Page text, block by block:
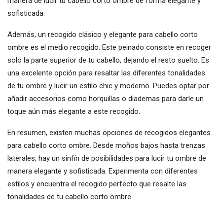
sofisticada.
Además, un recogido clásico y elegante para cabello corto
ombre es el medio recogido. Este peinado consiste en recoger
solo la parte superior de tu cabello, dejando el resto suelto. Es
una excelente opción para resaltar las diferentes tonalidades
de tu ombre y lucir un estilo chic y moderno. Puedes optar por
añadir accesorios como horquillas o diademas para darle un
toque aún más elegante a este recogido.
En resumen, existen muchas opciones de recogidos elegantes
para cabello corto ombre. Desde moños bajos hasta trenzas
laterales, hay un sinfín de posibilidades para lucir tu ombre de
manera elegante y sofisticada. Experimenta con diferentes
estilos y encuentra el recogido perfecto que resalte las
tonalidades de tu cabello corto ombre.